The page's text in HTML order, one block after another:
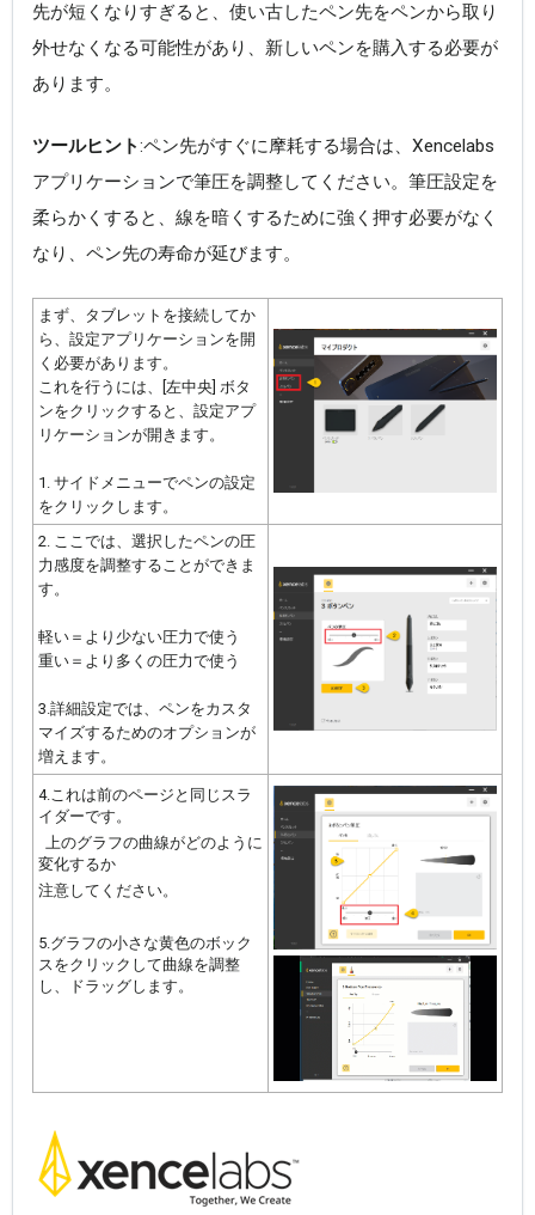
先が短くなりすぎると、使い古したペン先をペンから取り
外せなくなる可能性があり、新しいペンを購入する必要が
あります。
ツールヒント:ペン先がすぐに摩耗する場合は、Xencelabs
アプリケーションで筆圧を調整してください。筆圧設定を
柔らかくすると、線を暗くするために強く押す必要がなく
なり、ペン先の寿命が延びます。
まず、タブレットを接続してか
ら、設定アプリケーションを開
く必要があります。
これを行うには、[左中央] ボタ
ンをクリックすると、設定アプ
リケーションが開 きます。
1. サイドメニューでペンの設定
をクリックします。
2. ここでは、選択したペンの圧
力感度を調整することができま
す。
軽い＝より少ない圧力で使う
重い＝より多くの圧力で使う
3.詳細設定では、ペンをカスタ
マイズするためのオプションが
増えます。
4.これは前のページと同じスラ
イダーです。
上のグラフの曲線がどのように
変化するか
注意してください。
5.グラフの小さな黄色のボック
スをクリックして曲線を調整
し、ドラッグします。